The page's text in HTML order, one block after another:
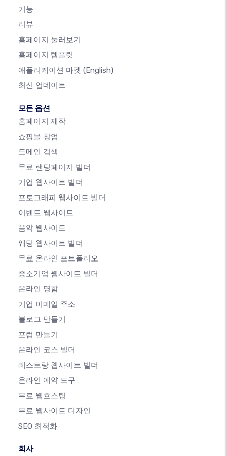
기능
리뷰
홈페이지 둘러보기
홈페이지 템플릿
애플리케이션 마켓 (English)
최신 업데이트
모든 옵션
홈페이지 제작
쇼핑몰 창업
도메인 검색
무료 랜딩페이지 빌더
기업 웹사이트 빌더
포토그래피 웹사이트 빌더
이벤트 웹사이트
음악 웹사이트
웨딩 웹사이트 빌더
무료 온라인 포트폴리오
중소기업 웹사이트 빌더
온라인 명함
기업 이메일 주소
블로그 만들기
포럼 만들기
온라인 코스 빌더
레스토랑 웹사이트 빌더
온라인 예약 도구
무료 웹호스팅
무료 웹사이트 디자인
SEO 최적화
회사